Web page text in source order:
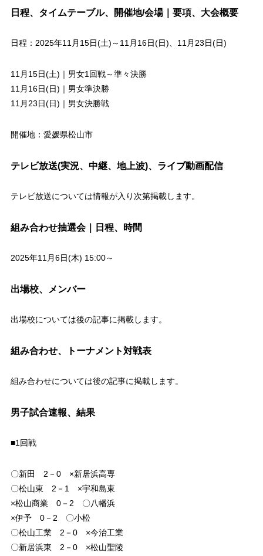
日程、タイムテーブル、開催地/会場｜要項、大会概要
日程：2025年11月15日(土)～11月16日(日)、11月23日(日)
11月15日(土)｜男女1回戦～準々決勝
11月16日(日)｜男女準決勝
11月23日(日)｜男女決勝戦
開催地：愛媛県松山市
テレビ放送(実況、中継、地上波)、ライブ動画配信
テレビ放送については情報が入り次第掲載します。
組み合わせ抽選会｜日程、時間
2025年11月6日(木) 15:00～
出場校、メンバー
出場校については後の記事に掲載します。
組み合わせ、トーナメント対戦表
組み合わせについては後の記事に掲載します。
男子試合速報、結果
■1回戦
〇新田 2－0 ×新居浜高専
〇松山東 2－1 ×宇和島東
×松山商業 0－2 〇八幡浜
×伊予 0－2 〇小松
〇松山工業 2－0 ×今治工業
〇新居浜東 2－0 ×松山聖陵